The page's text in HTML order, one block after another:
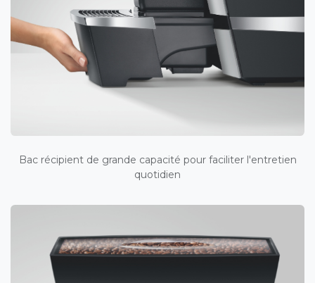
Bac récipient de grande capacité pour faciliter l'entretien
quotidien